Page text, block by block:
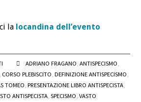
la locandina dell’evento
ADRIANO FRAGANO, ANTISPECISMO,
, CORSO PLEBISCITO,DEFINIZIONE ANTISPECISMO,
TOMEO,PRESENTAZIONE LIBRO ANTISPECISTA,
ANTISPECISTA,SPECISMO,VASTO